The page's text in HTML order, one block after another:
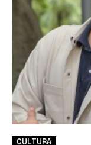
CULTURA